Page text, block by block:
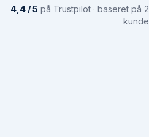
4,4 / 5 på Trustpilot · baseret på